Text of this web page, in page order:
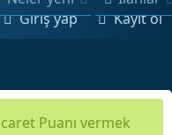
Giriş yap Kayıt ol
Puanı vermek